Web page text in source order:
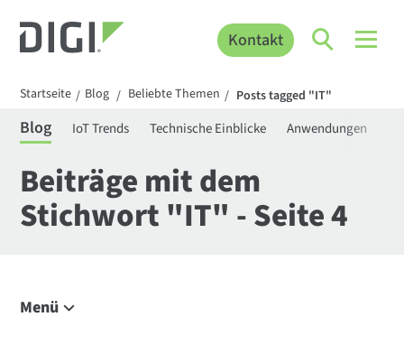
Kontakt
Startseite / Blog / Beliebte Themen / Posts tagged "IT"
Blog IoT Trends Technische Einblicke Anwendungen
Beiträge mit dem
Stichwort "IT" - Seite 4
Menü